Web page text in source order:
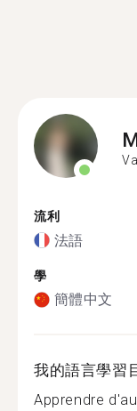
流利
法語
學
簡體中文
我的語言學習
Apprendre